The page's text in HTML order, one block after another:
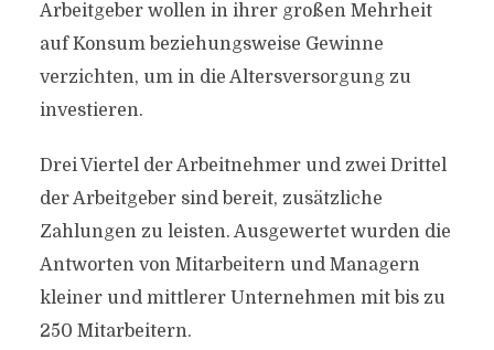
Arbeitgeber wollen in ihrer großen Mehrheit
auf Konsum beziehungsweise Gewinne
verzichten, um in die Altersversorgung zu
investieren.
Drei Viertel der Arbeitnehmer und zwei Drittel
der Arbeitgeber sind bereit, zusätzliche
Zahlungen zu leisten. Ausgewertet wurden die
Antworten von Mitarbeitern und Managern
kleiner und mittlerer Unternehmen mit bis zu
250 Mitarbeitern.